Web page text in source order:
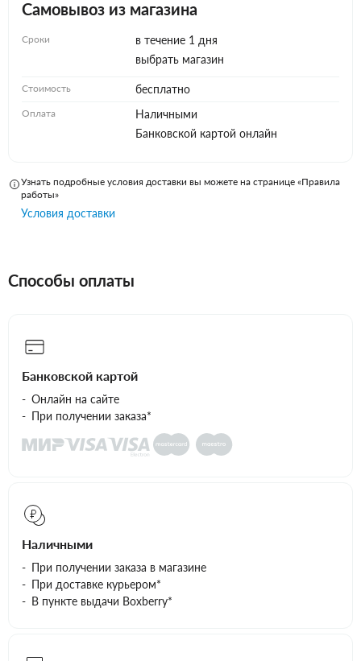
Самовывоз из магазина
Сроки
в течение 1 дня
выбрать магазин
Стоимость бесплатно
Оплата
Наличными
Банковской картой онлайн
Узнать подробные условия доставки вы можете на странице «Правила
работы»
Условия доставки
Способы оплаты
Банковской картой
Онлайн на сайте
При получении заказа*
Наличными
При получении заказа в магазине
При доставке курьером*
В пункте выдачи Boxberry*